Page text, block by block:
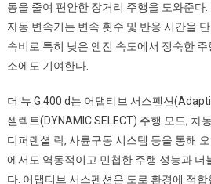
동을 줄여 편안한 장거리 주행을 도와준다
자동 변속기는 변속 횟수 및 반응 시간을
속비로 특히 낮은 엔진 속도에서 정숙한
소에도 기여한다.
더 뉴 G 400 d는 어댑티브 서스펜션
셀렉트(DYNAMIC SELECT) 주행 모드, 차
디퍼렌셜 락, 사륜구동 시스템 등을 통해
에서도 역동적이고 민첩한 주행 성능과 더
다. 어댑티브 서스펜션은 도로 환경에 적